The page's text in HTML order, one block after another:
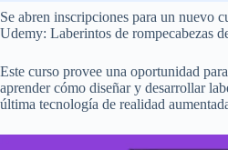
Se abren inscripciones para un nuevo
Udemy: Laberintos de rompecabezas
Este curso provee una oportunidad
aprender cómo diseñar y desarrollar
última tecnología de realidad